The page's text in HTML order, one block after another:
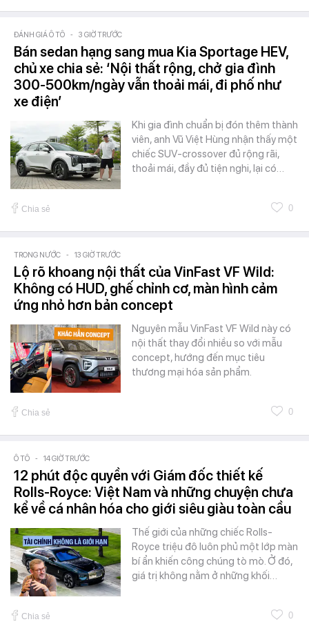
ĐÁNH GIÁ Ô TÔ - 3 GIỜ TRƯỚC
Bán sedan hạng sang mua Kia Sportage HEV,
chủ xe chia sẻ: ‘Nội thất rộng, chở gia đình
300-500km/ngày vẫn thoải mái, đi phố như
xe điện’
Khi gia đình chuẩn bị đón thêm thành
viên, anh Vũ Việt Hùng nhận thấy một
chiếc SUV-crossover đủ rộng rãi,
thoải mái, đầy đủ tiện nghi, lại có…
Chia sẻ 0
TRONG NƯỚC - 13 GIỜ TRƯỚC
Lộ rõ khoang nội thất của VinFast VF Wild:
Không có HUD, ghế chỉnh cơ, màn hình cảm
ứng nhỏ hơn bản concept
Nguyên mẫu VinFast VF Wild này có
nội thất thay đổi nhiều so với mẫu
concept, hướng đến mục tiêu
thương mại hóa sản phẩm.
Chia sẻ 0
Ô TÔ - 14 GIỜ TRƯỚC
12 phút độc quyền với Giám đốc thiết kế
Rolls-Royce: Việt Nam và những chuyện chưa
kể về cá nhân hóa cho giới siêu giàu toàn cầu
Thế giới của những chiếc Rolls-
Royce triệu đô luôn phủ một lớp màn
bí ẩn khiến công chúng tò mò. Ở đó,
giá trị không nằm ở những khối…
Chia sẻ 0